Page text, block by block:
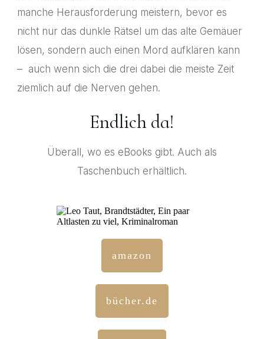
manche Herausforderung meistern, bevor es
nicht nur das dunkle Rätsel um das alte Gemäuer
lösen, sondern auch einen Mord aufklären kann
– auch wenn sich die drei dabei die meiste Zeit
ziemlich auf die Nerven gehen.
Endlich da!
Überall, wo es eBooks gibt. Auch als
Taschenbuch erhältlich.
amazon
bücher.de